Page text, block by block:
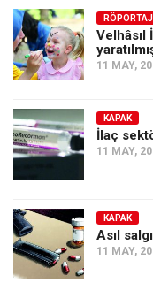
Amerika
Avustralya
Tarih
Düşünce
Dosyalar
RÖPORTAJ
11 MAY,
KAPAK
İlaç
11 MAY,
KAPAK
Asıl
11 MAY,